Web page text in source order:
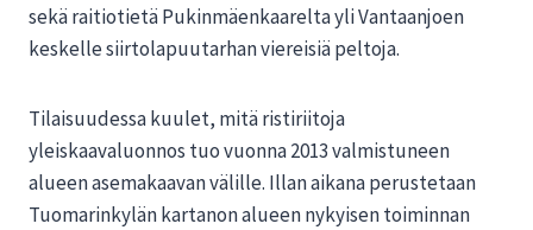
sekä raitiotietä Pukinmäenkaarelta yli Vantaanjoen
keskelle siirtolapuutarhan viereisiä peltoja.
Tilaisuudessa kuulet, mitä ristiriitoja
yleiskaavaluonnos tuo vuonna 2013 valmistuneen
alueen asemakaavan välille. Illan aikana perustetaan
Tuomarinkylän kartanon alueen nykyisen toiminnan